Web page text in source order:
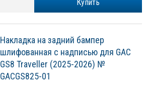
Купить
Накладка на задний бампер
шлифованная с надписью для GAC
GS8 Traveller (2025-2026) №
GACGS825-01